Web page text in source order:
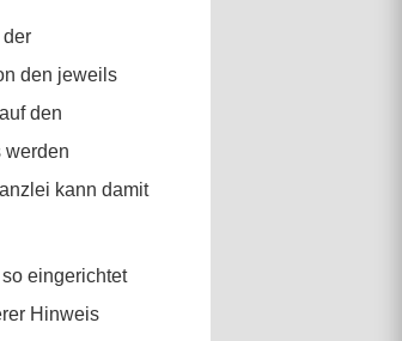
den jeweils
den
werden
kann damit
eingerichtet
Hinweis